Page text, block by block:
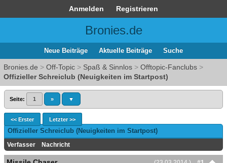
Anmelden Registrieren
Bronies.de
Neue Beiträge Aktuelle Beiträge Suche
Bronies.de > Off-Topic > Spaß & Sinnlos > Offtopic-Fanclubs >
Offizieller Schreiclub (Neuigkeiten im Startpost)
Seite: 1 » ▼
<< Erster Letzter >>
Offizieller Schreiclub (Neuigkeiten im Startpost)
Verfasser Nachricht